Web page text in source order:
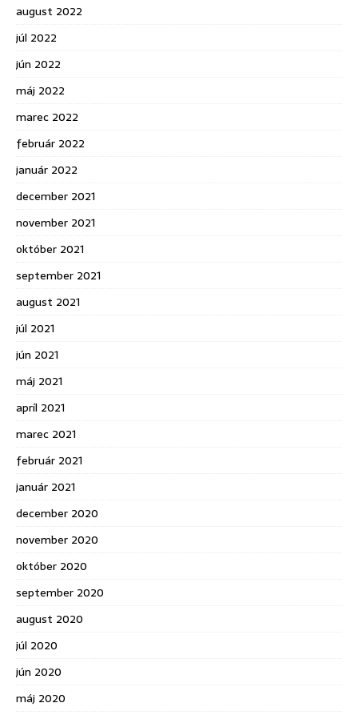
august 2022
júl 2022
jún 2022
máj 2022
marec 2022
február 2022
január 2022
december 2021
november 2021
október 2021
september 2021
august 2021
júl 2021
jún 2021
máj 2021
apríl 2021
marec 2021
február 2021
január 2021
december 2020
november 2020
október 2020
september 2020
august 2020
júl 2020
jún 2020
máj 2020